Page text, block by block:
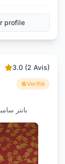
profile
3.0 (2 Avis)
Verifié
بانتر